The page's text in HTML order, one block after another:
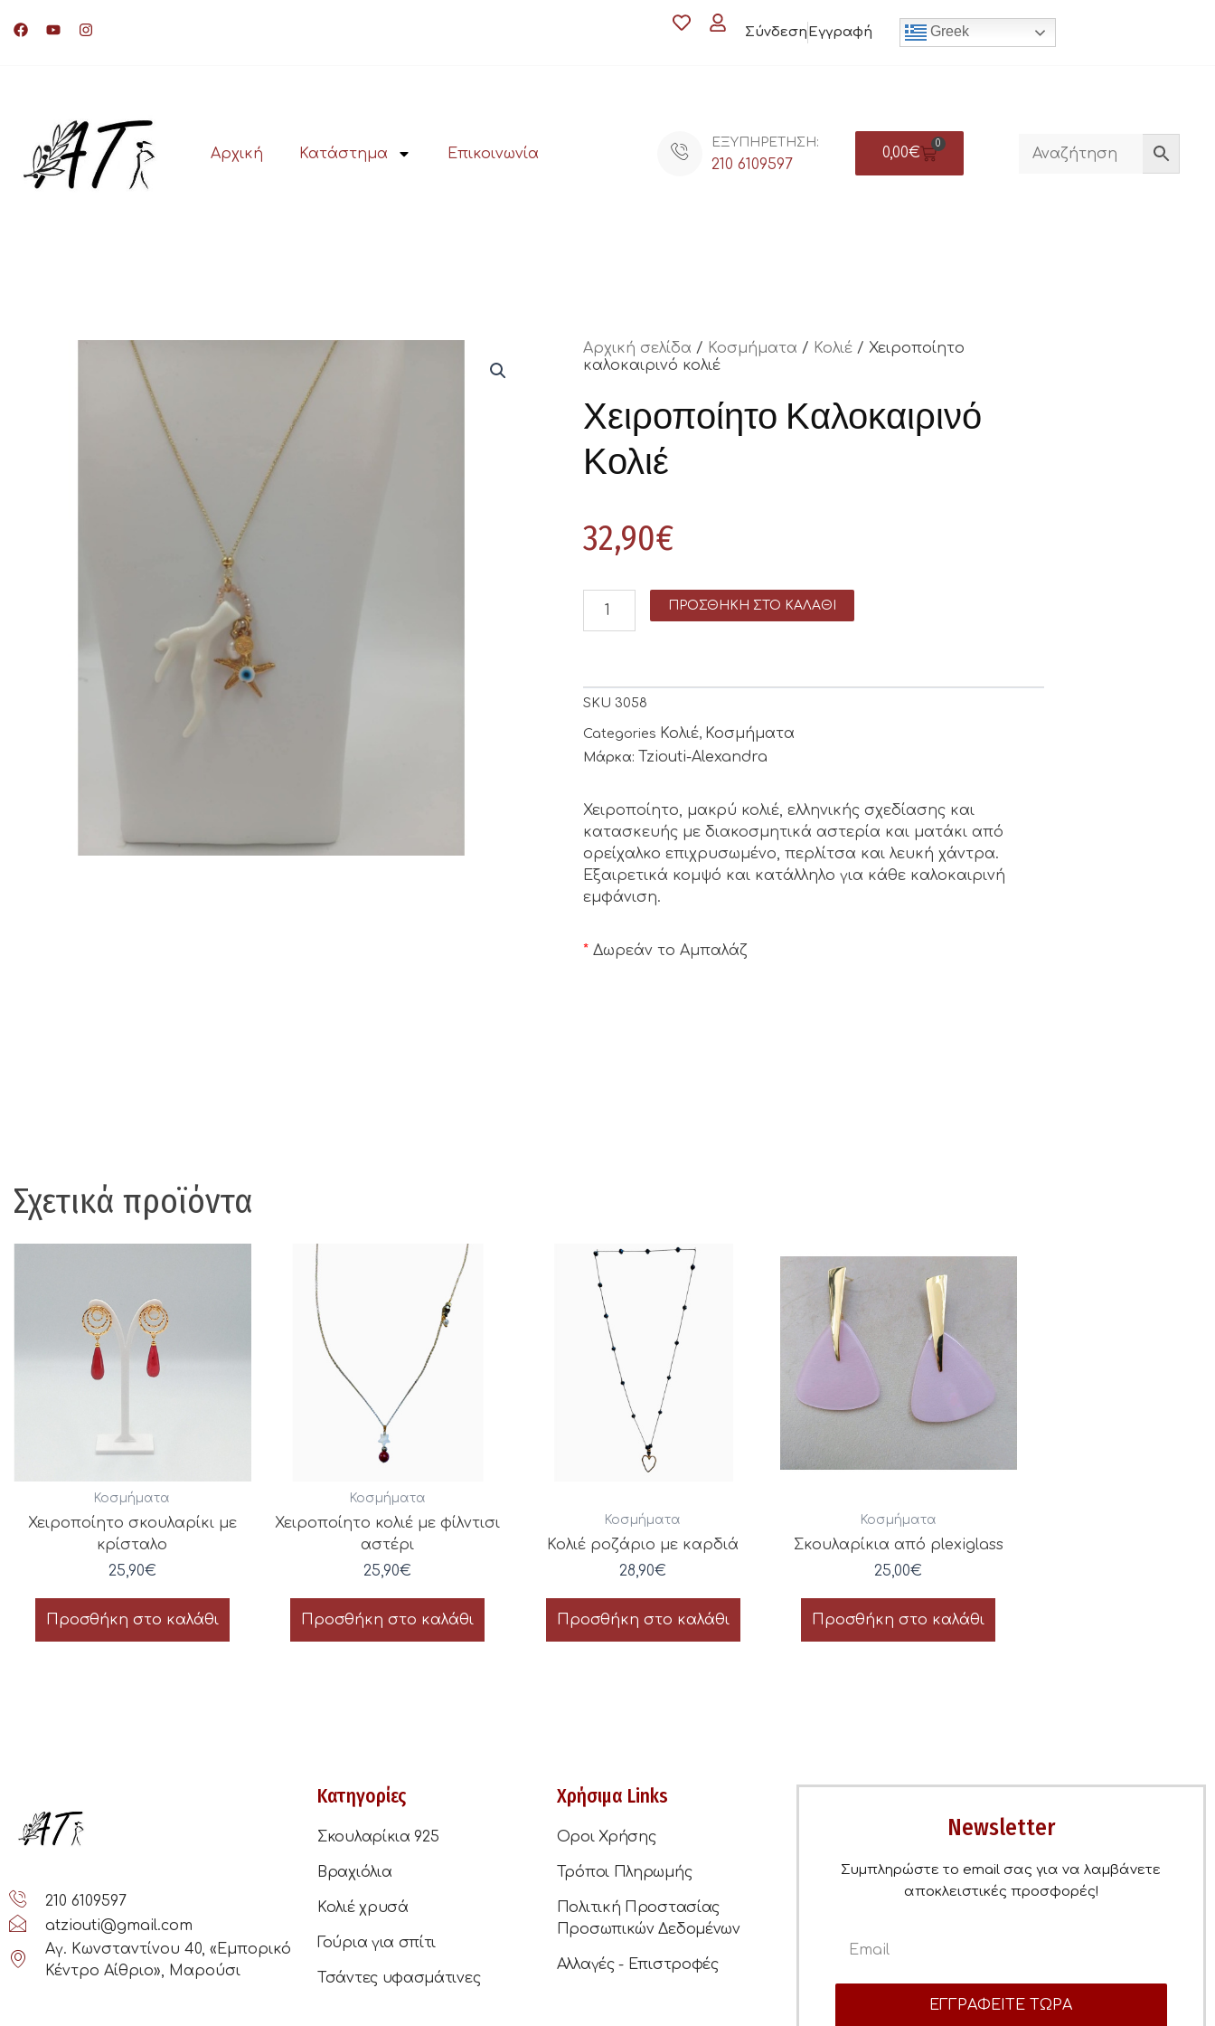
Σύνδεση Εγγραφή Greek
Αρχική Κατάστημα Επικοινωνία
ΕΞΥΠΗΡΕΤΗΣΗ:
210 6109597
0,00€
0
Αρχική σελίδα / Κοσμήματα / Κολιέ / Χειροποίητο
καλοκαιρινό κολιέ
Χειροποίητο Καλοκαιρινό
Κολιέ
32,90€
ΠΡΟΣΘΉΚΗ ΣΤΟ ΚΑΛΆΘΙ
SKU 3058
Categories Κολιέ, Κοσμήματα
Μάρκα: Tziouti-Alexandra
Χειροποίητο, μακρύ κολιέ, ελληνικής σχεδίασης και
κατασκευής με διακοσμητικά αστερία και ματάκι από
ορείχαλκο επιχρυσωμένο, περλίτσα και λευκή χάντρα.
Εξαιρετικά κομψό και κατάλληλο για κάθε καλοκαιρινή
εμφάνιση.
* Δωρεάν το Αμπαλάζ
Σχετικά προϊόντα
Κοσμήματα
Χειροποίητο σκουλαρίκι με
κρίσταλο
25,90€
Προσθήκη στο καλάθι
Κοσμήματα
Χειροποίητο κολιέ με φίλντισι
αστέρι
25,90€
Προσθήκη στο καλάθι
Κοσμήματα
Κολιέ ροζάριο με καρδιά
28,90€
Προσθήκη στο καλάθι
Κοσμήματα
Σκουλαρίκια από plexiglass
25,00€
Προσθήκη στο καλάθι
210 6109597
atziouti@gmail.com
Αγ. Κωνσταντίνου 40, «Εμπορικό
Κέντρο Αίθριο», Μαρούσι
Κατηγορίες
Σκουλαρίκια 925
Βραχιόλια
Κολιέ χρυσά
Γούρια για σπίτι
Τσάντες υφασμάτινες
Χρήσιμα Links
Οροι Χρήσης
Τρόποι Πληρωμής
Πολιτική Προστασίας
Προσωπικών Δεδομένων
Αλλαγές - Επιστροφές
Newsletter
Συμπληρώστε το email σας για να λαμβάνετε
αποκλειστικές προσφορές!
ΕΓΓΡΑΦΕΙΤΕ ΤΩΡΑ